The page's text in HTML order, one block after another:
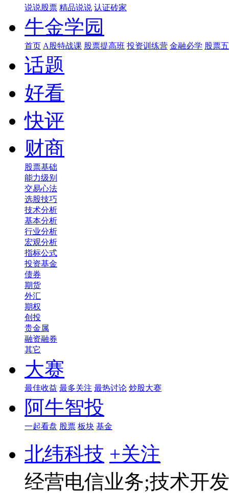
说说股票 精品说说 认证砖家
牛金学园
首页 A股特战课 股票提高班 投资训练营 金融必学 股票
话题
好看
快评
财商
股票基础
能力级别
交易心法
选股技巧
技术分析
基本分析
行业分析
宏观分析
指标公式
投资基金
债券
期货
外汇
期权
创投
贵金属
融资融券
其它
大赛
最佳收益 最多关注 最热讨论 炒股大赛
阿牛智投
一起看盘 股票 板块 基金
北纬科技 +关注
经营电信业务;技术开